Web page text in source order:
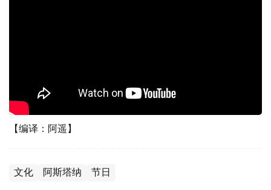
【编译：阿遥】
文化 阿斯塔纳 节日